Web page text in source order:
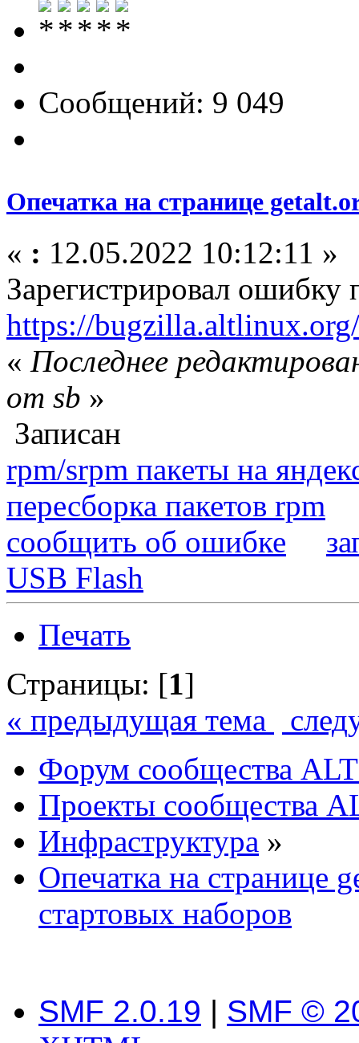
Сообщений: 9 049
Опечатка на странице
« : 12.05.2022 10:12:11 »
Зарегистрировал ошибку
https://
« Последнее
от sb »
Записан
rpm/srpm пакеты на
пересборка пакетов rpm
сообщить об ошибке
USB Flash
Печать
Страницы: [1]
« предыдущая тема
Форум сообщества
Проекты сообщества
Инфраструктура »
Опечатка на странице
стартовых наборов
SMF 2.0.19 | SMF ©